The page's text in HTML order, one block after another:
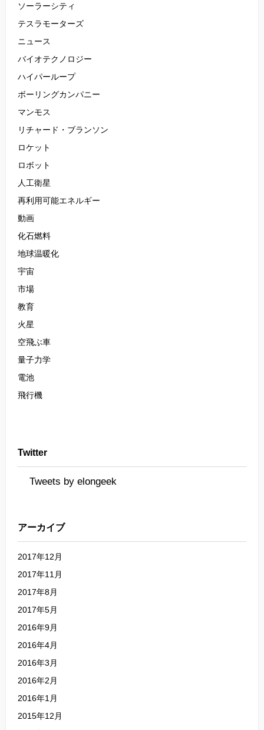
ソーラーシティ
テスラモーターズ
ニュース
バイオテクノロジー
ハイパーループ
ボーリングカンパニー
マンモス
リチャード・ブランソン
ロケット
ロボット
人工衛星
再利用可能エネルギー
動画
化石燃料
地球温暖化
宇宙
市場
教育
火星
空飛ぶ車
量子力学
電池
飛行機
Twitter
Tweets by elongeek
アーカイブ
2017年12月
2017年11月
2017年8月
2017年5月
2016年9月
2016年4月
2016年3月
2016年2月
2016年1月
2015年12月